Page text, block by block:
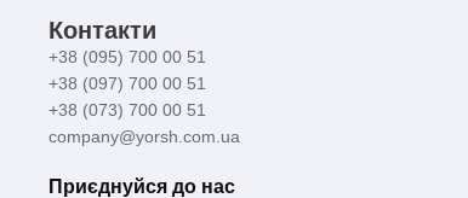
Контакти
+38 (095) 700 00 51
+38 (097) 700 00 51
+38 (073) 700 00 51
company@yorsh.com.ua
Приєднуйся до нас